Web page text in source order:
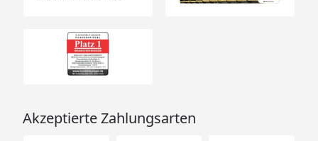
Akzeptierte Zahlungsarten